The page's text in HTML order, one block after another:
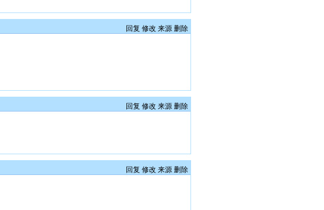
回复 修改 来源 删除
回复 修改 来源 删除
回复 修改 来源 删除